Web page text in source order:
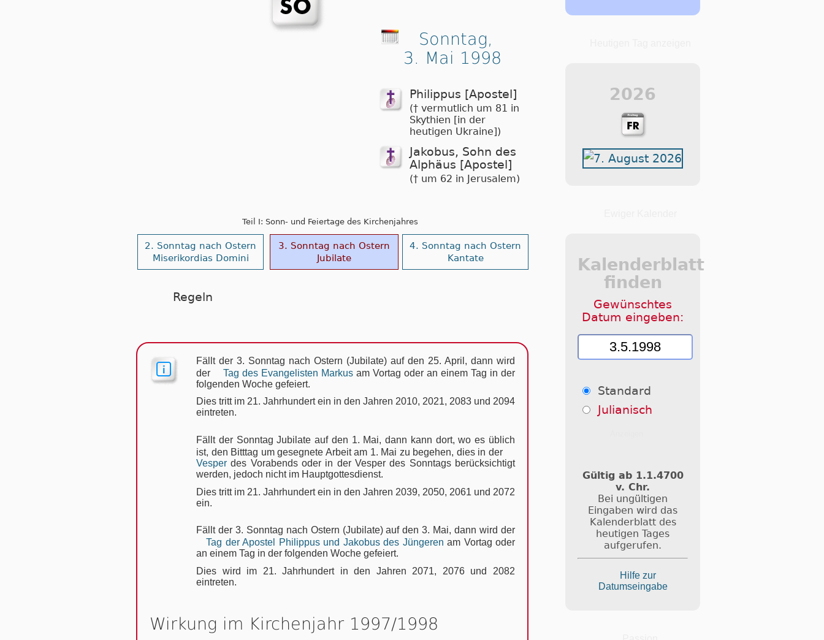
Sonntag,
3. Mai 1998
Philippus [Apostel]
(† vermutlich um 81 in
Skythien [in der
heutigen Ukraine])
Jakobus, Sohn des
Alphäus [Apostel]
(† um 62 in Jerusalem)
Teil I: Sonn- und Feiertage des Kirchenjahres
2. Sonntag nach Ostern
Miserikordias Domini
3. Sonntag nach Ostern
Jubilate
4. Sonntag nach Ostern
Kantate
Regeln
Fällt der 3. Sonntag nach Ostern (Jubilate) auf den 25. April, dann wird
der
Tag des Evangelisten Markus am Vortag oder an einem Tag in der
folgenden Woche gefeiert.
Dies tritt im 21. Jahrhundert ein in den Jahren 2010, 2021, 2083 und 2094
eintreten.
Fällt der Sonntag Jubilate auf den 1. Mai, dann kann dort, wo es üblich
ist, den Bitttag um gesegnete Arbeit am 1. Mai zu begehen, dies in der
Vesper des Vorabends oder in der Vesper des Sonntags berücksichtigt
wer­den, jedoch nicht im Hauptgottesdienst.
Dies tritt im 21. Jahrhundert ein in den Jahren 2039, 2050, 2061 und 2072
ein.
Fällt der 3. Sonntag nach Ostern (Jubilate) auf den 3. Mai, dann wird der
Tag der Apostel Philippus und Jakobus des Jüngeren am Vortag oder
an einem Tag in der folgenden Woche gefeiert.
Dies wird im 21. Jahrhundert in den Jahren 2071, 2076 und 2082
eintreten.
Wirkung im Kirchenjahr 1997/1998
2026
Kalenderblatt
finden
Gewünschtes
Datum eingeben:
Standard
Julianisch
Gültig ab 1.1.4700
v. Chr.
Bei ungültigen
Eingaben wird das
Kalenderblatt des
heutigen Tages
aufgerufen.
Hilfe zur
Datumseingabe